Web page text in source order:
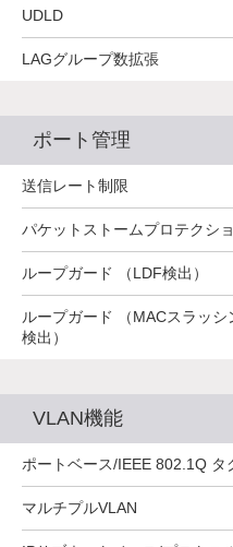
UDLD
LAGグループ数拡張
○
－
ポート管理
送信レート制限
パケットストームプロテクシ
ループガード （LDF検出）
ループガード （MACスラッシ
検出）
○
○
○
○
○
○
VLAN機能
ポートベース/IEEE 802.1Q タ
マルチプルVLAN
○
○
○